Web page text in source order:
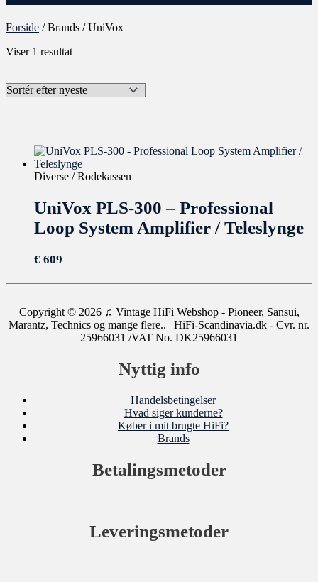
Forside / Brands / UniVox
Viser 1 resultat
Diverse / Rodekassen
UniVox PLS-300 – Professional
Loop System Amplifier / Teleslynge
€ 609
Copyright © 2026 ♫ Vintage HiFi Webshop - Pioneer, Sansui,
Marantz, Technics og mange flere.. | HiFi-Scandinavia.dk - Cvr. nr.
25966031 /VAT No. DK25966031
Nyttig info
Handelsbetingelser
Hvad siger kunderne?
Køber i mit brugte HiFi?
Brands
Betalingsmetoder
Leveringsmetoder